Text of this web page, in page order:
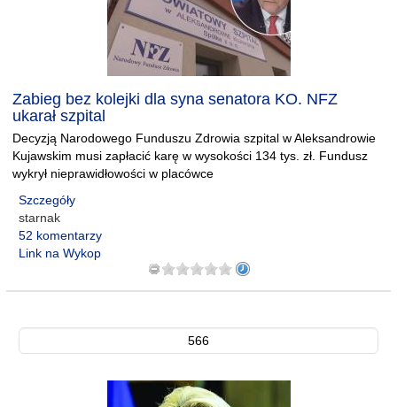
Zabieg bez kolejki dla syna senatora KO. NFZ
ukarał szpital
Decyzją Narodowego Funduszu Zdrowia szpital w Aleksandrowie
Kujawskim musi zapłacić karę w wysokości 134 tys. zł. Fundusz
wykrył nieprawidłowości w placówce
Szczegóły
starnak
52 komentarzy
Link na Wykop
566